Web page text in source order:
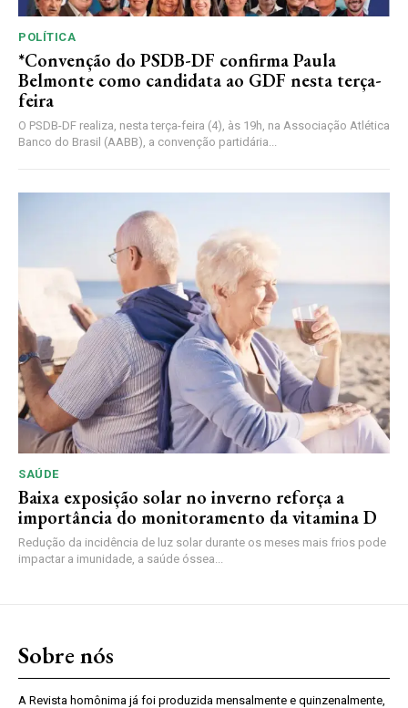
POLÍTICA
*Convenção do PSDB-DF confirma Paula
Belmonte como candidata ao GDF nesta terça-
feira
O PSDB-DF realiza, nesta terça-feira (4), às 19h, na Associação Atlética
Banco do Brasil (AABB), a convenção partidária...
SAÚDE
Baixa exposição solar no inverno reforça a
importância do monitoramento da vitamina D
Redução da incidência de luz solar durante os meses mais frios pode
impactar a imunidade, a saúde óssea...
Sobre nós
A Revista homônima já foi produzida mensalmente e quinzenalmente,